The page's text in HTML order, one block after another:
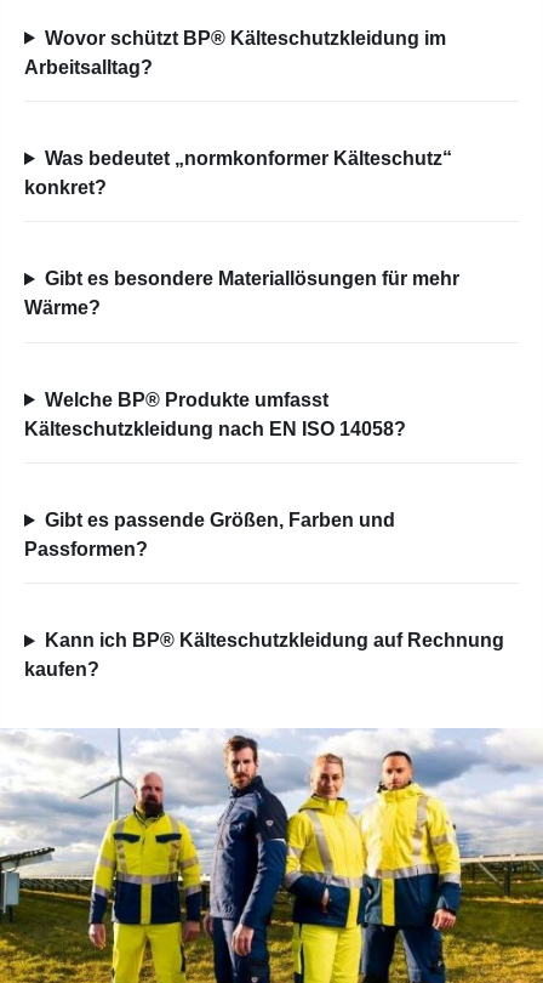
Wovor schützt BP® Kälteschutzkleidung im
Arbeitsalltag?
Was bedeutet „normkonformer Kälteschutz“
konkret?
Gibt es besondere Materiallösungen für mehr
Wärme?
Welche BP® Produkte umfasst
Kälteschutzkleidung nach EN ISO 14058?
Gibt es passende Größen, Farben und
Passformen?
Kann ich BP® Kälteschutzkleidung auf Rechnung
kaufen?